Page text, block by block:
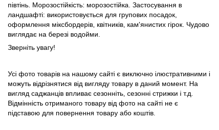
півтінь. Морозостійкість: морозостійка. Застосування в
ландшафті: використовується для групових посадок,
оформлення міксбордерів, квітників, кам'янистих гірок. Чудово
виглядає на березі водойми.
Зверніть увагу!
Усі фото товарів на нашому сайті є виключно ілюстративними і
можуть відрізнятися від вигляду товару в даний момент. На
вигляд саджанців впливає сезонніть, сезонні стрижки і т.д.
Відмінність отриманого товару від фото на сайті не є
підставою для повернення товару або коштів.